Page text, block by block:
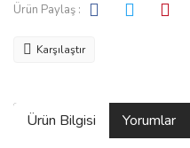
Ürün Paylaş :
Karşılaştır
Ürün Bilgisi Yorumlar